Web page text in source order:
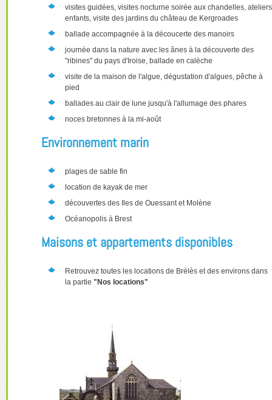
visites guidées, visites nocturne soirée aux chandelles, ateliers
enfants, visite des jardins du château de Kergroades
ballade accompagnée à la découcerte des manoirs
journée dans la nature avec les ânes à la découverte des
"ribines" du pays d'Iroise, ballade en calèche
visite de la maison de l'algue, dégustation d'algues, pêche à
pied
ballades au clair de lune jusqu'à l'allumage des phares
noces bretonnes à la mi-août
Environnement marin
plages de sable fin
location de kayak de mer
découvertes des Iles de Ouessant et Molène
Océanopolis à Brest
Maisons et appartements disponibles
Retrouvez toutes les locations de Brélès et des environs dans
la partie "Nos locations"